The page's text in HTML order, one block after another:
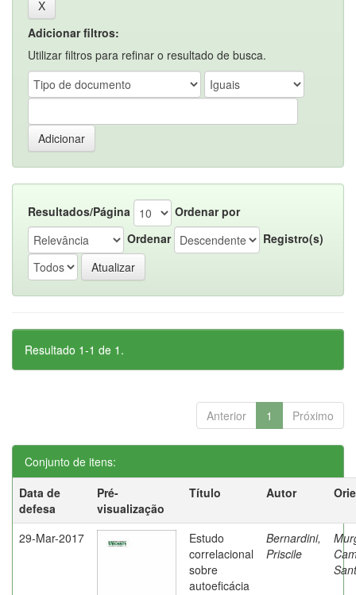
Adicionar filtros:
Utilizar filtros para refinar o resultado de busca.
Resultados/Página
Ordenar por
Ordenar
Registro(s)
Resultado 1-1 de 1.
Anterior 1 Próximo
Conjunto de itens:
Data de
defesa
Pré-
visualização
Título Autor
29-Mar-2017
Estudo
correlacional
sobre
autoeficácia
Bernardini,
Priscile